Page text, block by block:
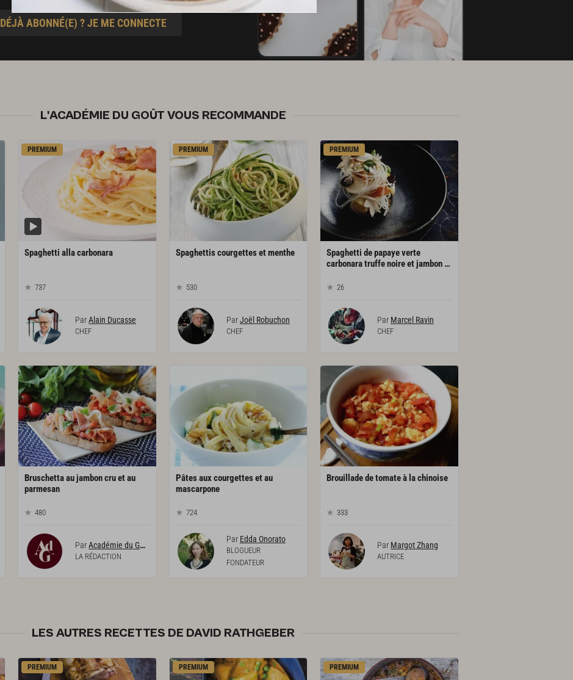
DÉJÀ ABONNÉ(E) ? JE ME CONNECTE
L'ACADÉMIE DU GOÛT VOUS RECOMMANDE
PREMIUM
Spaghetti allacarbonara
737
ParAlain Ducasse
CHEF
PREMIUM
Spaghettiscourgettesetmenthe
530
ParJoël Robuchon
CHEF
PREMIUM
Spaghetti de papaye verte
carbonara truffe noire et jambon ibérique
26
Par Marcel Ravin
CHEF
Bruschetta au jambon cru et au
parmesan
480
ParAcadémie du Goût
LA RÉDACTION
Pâtes aux courgettes et au
mascarpone
724
Par Edda Onorato
BLOGUEUR
FONDATEUR
Brouilladedetomateà lachinoise
333
Par Margot Zhang
AUTRICE
LES AUTRES RECETTES DE DAVID RATHGEBER
PREMIUM PREMIUM PREMIUM